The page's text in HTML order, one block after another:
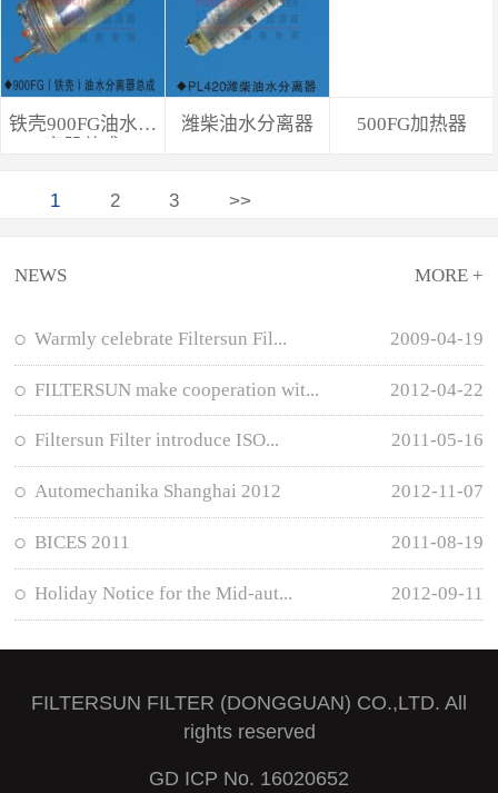
铁壳900FG油水分
潍柴油水分离器 500FG加热器
1 2 3 >>
NEWS MORE +
Warmly celebrate Filtersun Fil... 2009-04-19
FILTERSUN make cooperation wit... 2012-04-22
Filtersun Filter introduce ISO... 2011-05-16
Automechanika Shanghai 2012 2012-11-07
BICES 2011 2011-08-19
Holiday Notice for the Mid-aut... 2012-09-11
FILTERSUN FILTER (DONGGUAN) CO.,LTD. All
rights reserved
GD ICP No. 16020652